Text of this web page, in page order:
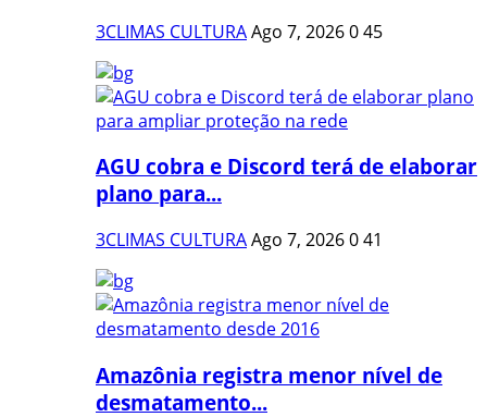
3CLIMAS CULTURAAgo 7, 2026045
AGU cobra e Discord terá de elaborar
plano para...
3CLIMAS CULTURAAgo 7, 2026041
Amazônia registra menor nível de
desmatamento...